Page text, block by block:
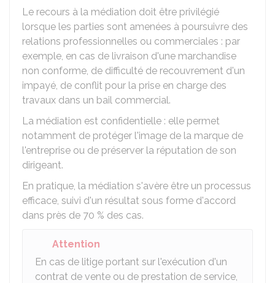
Le recours à la médiation doit être privilégié
lorsque les parties sont amenées à poursuivre des
relations professionnelles ou commerciales : par
exemple, en cas de livraison d'une marchandise
non conforme, de difficulté de recouvrement d'un
impayé, de conflit pour la prise en charge des
travaux dans un bail commercial.
La médiation est confidentielle : elle permet
notamment de protéger l'image de la marque de
l'entreprise ou de préserver la réputation de son
dirigeant.
En pratique, la médiation s'avère être un processus
efficace, suivi d'un résultat sous forme d'accord
dans près de 70 % des cas.
Attention
En cas de litige portant sur l'exécution d'un
contrat de vente ou de prestation de service,